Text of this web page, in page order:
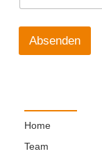
-
d
s
Absenden
Home
Team